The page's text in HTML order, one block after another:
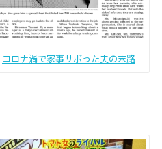
コロナ渦で家事サボった夫の末路